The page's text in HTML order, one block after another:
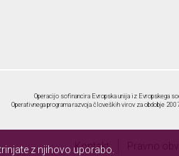
Operacijo sofinancira Evropska unija iz Evropskega
Operativnega programa razvoja človeških virov za obdobje
Kontakt Pravno
z njihovo uporabo.